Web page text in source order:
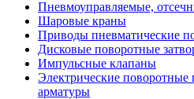
Пневмоуправляемые,
Шаровые краны
Приводы пневматические
Дисковые поворотные
Импульсные клапаны
Электрические поворотные
арматуры